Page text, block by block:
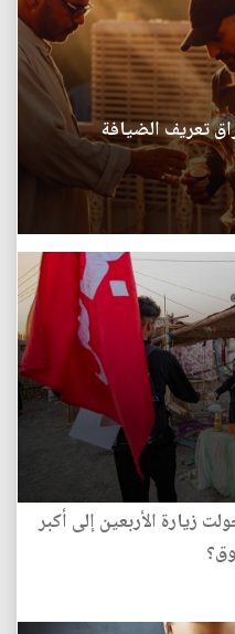
تعريف الضيافة
زيارة الأربعين إلى أكبر